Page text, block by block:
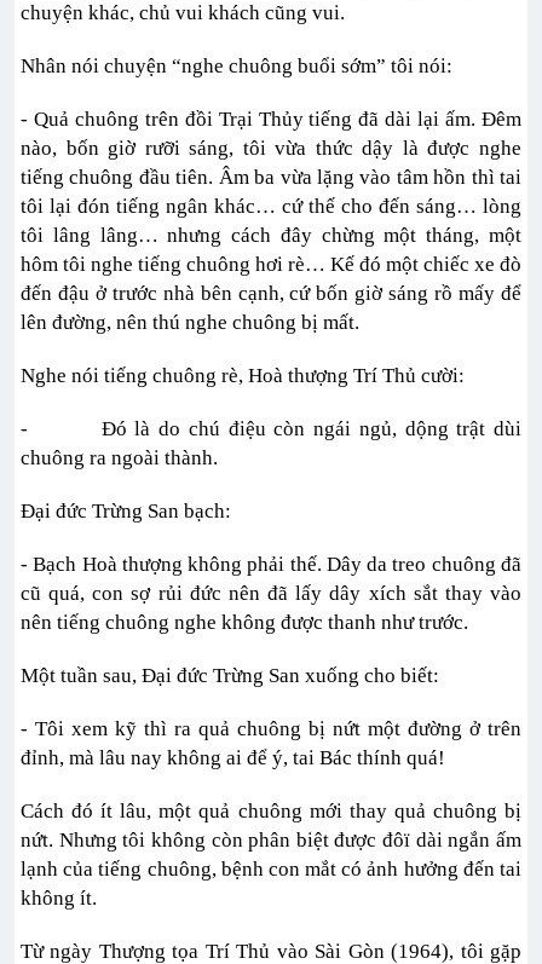
chuyện khác, chủ vui khách cũng vui.
Nhân nói chuyện “nghe chuông buổi sớm” tôi nói:
- Quả chuông trên đồi Trại Thủy tiếng đã dài lại ấm. Đêm
nào, bốn giờ rưỡi sáng, tôi vừa thức dậy là được nghe
tiếng chuông đầu tiên. Âm ba vừa lặng vào tâm hồn thì tai
tôi lại đón tiếng ngân khác… cứ thế cho đến sáng… lòng
tôi lâng lâng… nhưng cách đây chừng một tháng, một
hôm tôi nghe tiếng chuông hơi rè… Kế đó một chiếc xe đò
đến đậu ở trước nhà bên cạnh, cứ bốn giờ sáng rồ mấy để
lên đường, nên thú nghe chuông bị mất.
Nghe nói tiếng chuông rè, Hoà thượng Trí Thủ cười:
- Đó là do chú điệu còn ngái ngủ, dộng trật dùi
chuông ra ngoài thành.
Đại đức Trừng San bạch:
- Bạch Hoà thượng không phải thế. Dây da treo chuông đã
cũ quá, con sợ rủi đức nên đã lấy dây xích sắt thay vào
nên tiếng chuông nghe không được thanh như trước.
Một tuần sau, Đại đức Trừng San xuống cho biết:
- Tôi xem kỹ thì ra quả chuông bị nứt một đường ở trên
đỉnh, mà lâu nay không ai để ý, tai Bác thính quá!
Cách đó ít lâu, một quả chuông mới thay quả chuông bị
nứt. Nhưng tôi không còn phân biệt được đôï dài ngắn ấm
lạnh của tiếng chuông, bệnh con mắt có ảnh hưởng đến tai
không ít.
Từ ngày Thượng tọa Trí Thủ vào Sài Gòn (1964), tôi gặp